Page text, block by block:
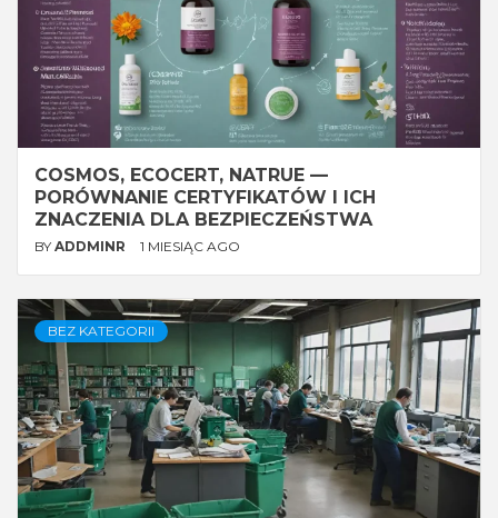
COSMOS, ECOCERT, NATRUE —
PORÓWNANIE CERTYFIKATÓW I ICH
ZNACZENIA DLA BEZPIECZEŃSTWA
BY ADDMINR 1 MIESIĄC AGO
BEZ KATEGORII